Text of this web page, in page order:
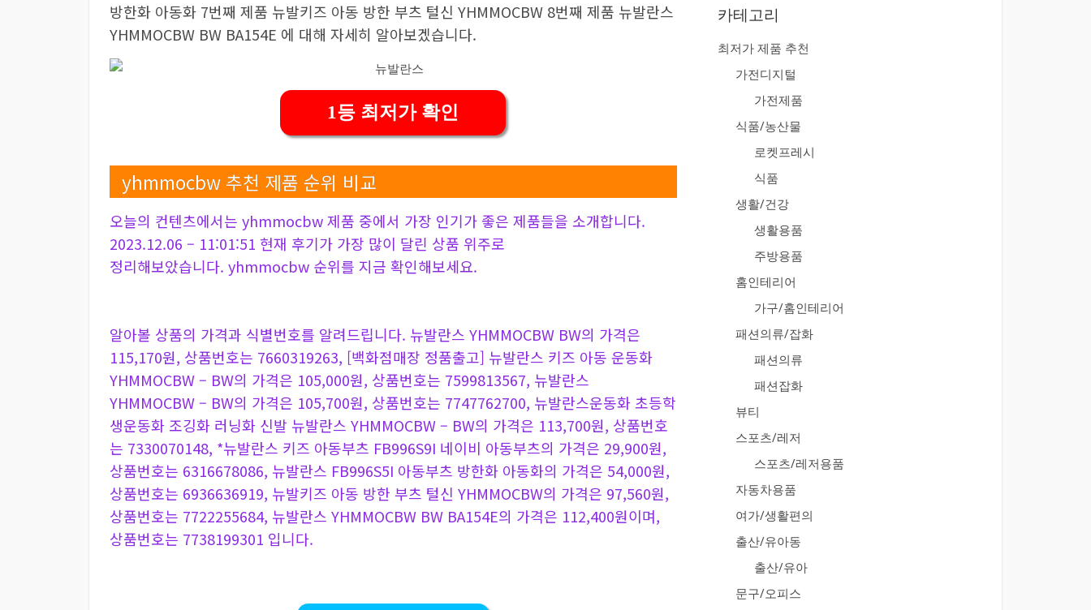
방한화 아동화 7번째 제품 뉴발키즈 아동 방한 부츠 털신 YHMMOCBW 8번째 제품 뉴발란스
YHMMOCBW BW BA154E 에 대해 자세히 알아보겠습니다.
1등 최저가 확인
yhmmocbw 추천 제품 순위 비교
오늘의 컨텐츠에서는 yhmmocbw 제품 중에서 가장 인기가 좋은 제품들을 소개합니다.
2023.12.06 – 11:01:51 현재 후기가 가장 많이 달린 상품 위주로
정리해보았습니다. yhmmocbw 순위를 지금 확인해보세요.
알아볼 상품의 가격과 식별번호를 알려드립니다. 뉴발란스 YHMMOCBW BW의 가격은
115,170원, 상품번호는 7660319263, [백화점매장 정품출고] 뉴발란스 키즈 아동 운동화
YHMMOCBW – BW의 가격은 105,000원, 상품번호는 7599813567, 뉴발란스
YHMMOCBW – BW의 가격은 105,700원, 상품번호는 7747762700, 뉴발란스운동화 초등학
생운동화 조깅화 러닝화 신발 뉴발란스 YHMMOCBW – BW의 가격은 113,700원, 상품번호
는 7330070148, *뉴발란스 키즈 아동부츠 FB996S9I 네이비 아동부츠의 가격은 29,900원,
상품번호는 6316678086, 뉴발란스 FB996S5I 아동부츠 방한화 아동화의 가격은 54,000원,
상품번호는 6936636919, 뉴발키즈 아동 방한 부츠 털신 YHMMOCBW의 가격은 97,560원,
상품번호는 7722255684, 뉴발란스 YHMMOCBW BW BA154E의 가격은 112,400원이며,
상품번호는 7738199301 입니다.
카테고리
최저가 제품 추천
가전디지털
가전제품
식품/농산물
로켓프레시
식품
생활/건강
생활용품
주방용품
홈인테리어
가구/홈인테리어
패션의류/잡화
패션의류
패션잡화
뷰티
스포츠/레저
스포츠/레저용품
자동차용품
여가/생활편의
출산/유아동
출산/유아
문구/오피스